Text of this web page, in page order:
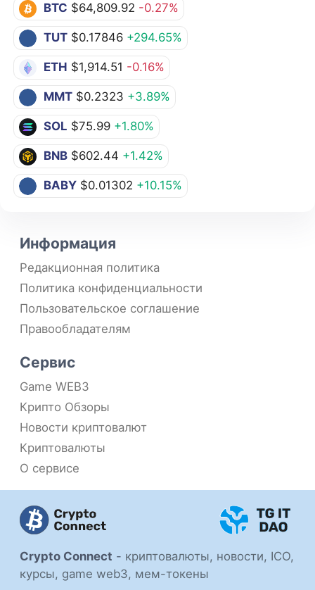
BTC $64,809.92 -0.27%
TUT $0.17846 +294.65%
ETH $1,914.51 -0.16%
MMT $0.2323 +3.89%
SOL $75.99 +1.80%
BNB $602.44 +1.42%
BABY $0.01302 +10.15%
Crypto Connect - криптовалюты, новости, ICO,
курсы, game web3, мем-токены
Информация
Редакционная политика
Политика конфиденциальности
Пользовательское соглашение
Правообладателям
Сервис
Game WEB3
Крипто Обзоры
Новости криптовалют
Криптовалюты
О сервисе